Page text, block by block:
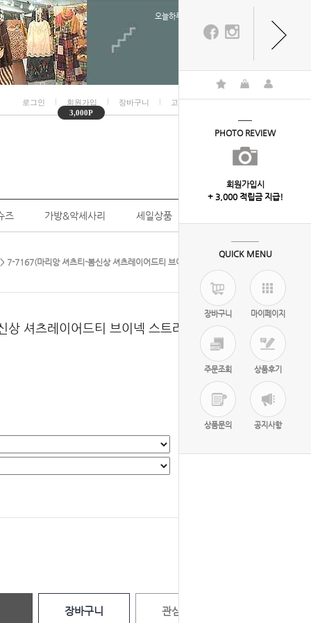
오늘하루 열지않음
로그인
회원가입
3,000P
장바구니 고객센터 ㅣ
즈 가방&악세사리 세일상품
7-7167(마리앙 셔츠티-봄신상 셔츠레이어드티 브이넥 스트라이프 캐주얼 )
셔츠레이어드티 브이넥 스트라이프 캐주
장바구니 관심상품
PHOTO REVIEW
회원가입시
+ 3,000 적립금 지급!
QUICK MENU
장바구니 마이페이지
주문조회 상품후기
상품문의 공지사항